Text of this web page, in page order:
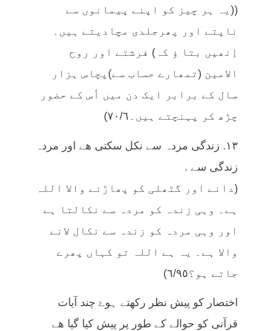
((یہ ہر چیز کو اپنے پیمانوں سے
ناپتے اور پھرجلدی مچادیتے ہیں۔
اِنھیں بتا ؤ کہ) فرشتے اور روح
الامین (تمھارے حساب سے)پچاس ہزار
سال کے برابر ایک دن میں اُس کے حضور
چڑھ کر پہنچتے ہیں۔٧٠/٦)
١٣. زندگی مردہ سے نکل سکتی ھے اور مردہ
زندگی سے .
(دانے اور گٹھلی کو پھاڑنے والا اللہ
ہے۔ وہی زندہ کو مردہ سے نکالتا ہے
اور وہی مردہ کو زندہ سے نکال لانے
والا ہے۔ یہ ہے اللہ تو کہاں پھرے
جاتے ہو؟٦/٩٥)
اختصار کو پیش نظر رکھتے ہوۓ چند آیات
قرآنی کو حوالے کے طور پر پیش کیا گیا ھے